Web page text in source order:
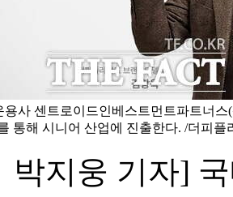
용사 센트로이드인베스트먼트파트너
통해 시니어 산업에 진출한다. /더피플
박지웅 기자]